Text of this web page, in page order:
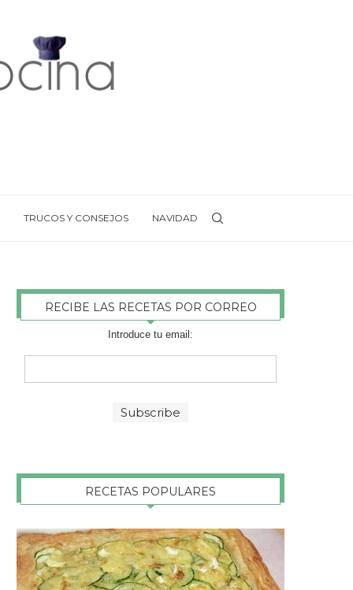
TRUCOS Y CONSEJOS NAVIDAD
RECIBE LAS RECETAS POR CORREO
Introduce tu email:
RECETAS POPULARES